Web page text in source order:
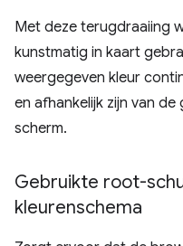
Met deze terugdraaiing
kunstmatig in kaart
weergegeven kleur
en afhankelijk zijn van
scherm.
Gebruikte root-
kleurenschema